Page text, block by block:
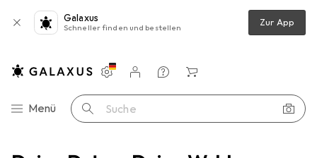
Galaxus
Schneller finden und bestellen Zur App
Navigation nach Kategorien
Menü Suche
Einstellungen
Kundenkonto
Vergleichslisten
Merklisten
Warenkorb